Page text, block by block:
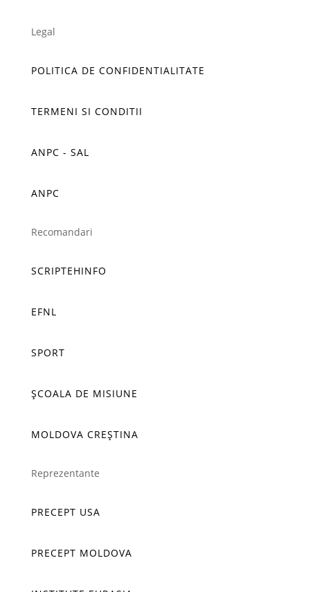
Legal
POLITICA DE CONFIDENTIALITATE
TERMENI SI CONDITII
ANPC - SAL
ANPC
Recomandari
SCRIPTEHINFO
EFNL
SPORT
ȘCOALA DE MISIUNE
MOLDOVA CREȘTINA
Reprezentante
PRECEPT USA
PRECEPT MOLDOVA